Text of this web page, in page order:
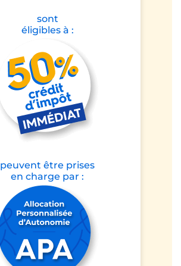
sont
éligibles à :
peuvent être prises
en charge par :